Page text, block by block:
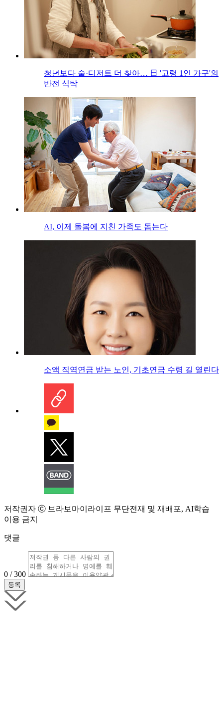
청년보다 술·디저트 더 찾아… 日 '고령 1인 가구'의
반전 식탁
AI, 이제 돌봄에 지친 가족도 돕는다
소액 직역연금 받는 노인, 기초연금 수령 길 열린다
저작권자 ⓒ 브라보마이라이프 무단전재 및 재배포, AI학습
이용 금지
댓글
0 / 300